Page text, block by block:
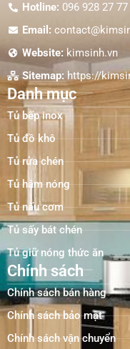
Hotline: 096 928 27 77
Email:
Website: kimsinh.vn
Sitemap:https://
Danh mục
Tủ bếp inox
Tủ đồ khô
Tủ rửa chén
Tủ hâm nóng
Tủ nấu cơm
Tủ sấy bát chén
Tủ giữ nóng thức ăn
Chính sách
Chính sách bán hàng
Chính sách bảo mật
Chính sách vận chuyển